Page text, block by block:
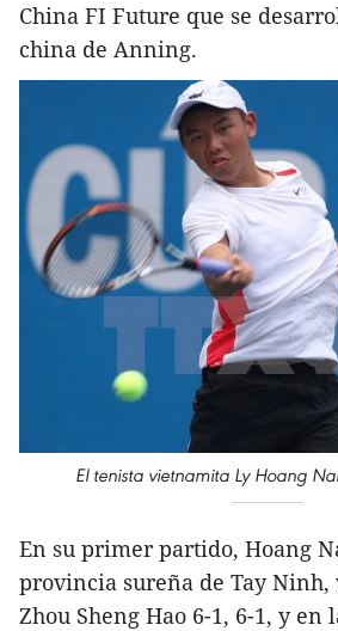
China FI Future que se
china de Anning.
El tenista vietnamita Ly Hoang
En su primer partido, Hoang
provincia sureña de Tay
Zhou Sheng Hao 6-1, 6-1, y en